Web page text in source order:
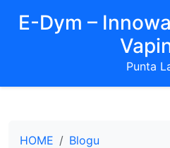
E-Dym –
Punta
HOME
Blogu